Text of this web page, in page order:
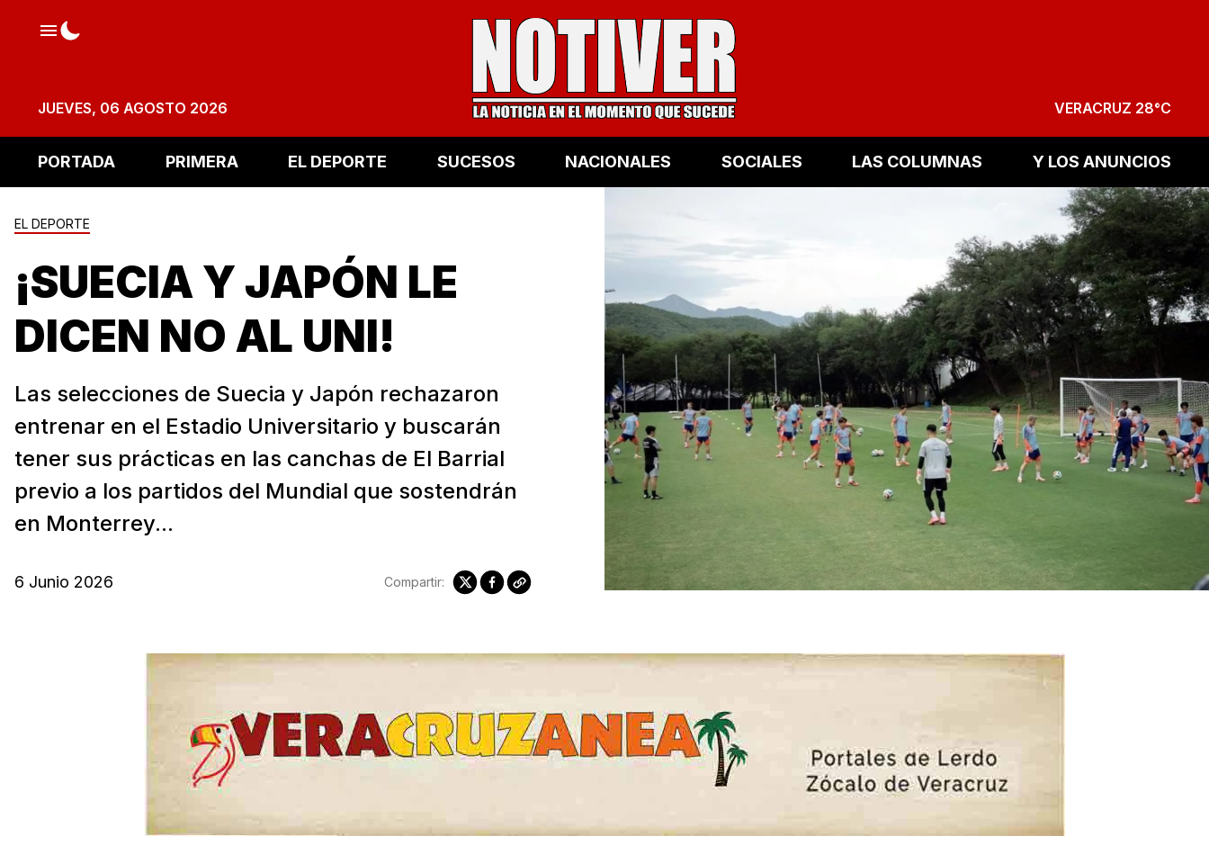
JUEVES, 06 AGOSTO 2026 VERACRUZ 28°C
PORTADA PRIMERA EL DEPORTE SUCESOS NACIONALES SOCIALES LAS COLUMNAS Y LOS ANUNCIOS
EL DEPORTE
¡SUECIA Y JAPÓN LE
DICEN NO AL UNI!
Las selecciones de Suecia y Japón rechazaron
entrenar en el Estadio Universitario y buscarán
tener sus prácticas en las canchas de El Barrial
previo a los partidos del Mundial que sostendrán
en Monterrey...
6 Junio 2026 Compartir: